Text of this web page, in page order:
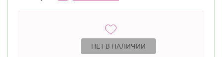
НЕТ В НАЛИЧИИ